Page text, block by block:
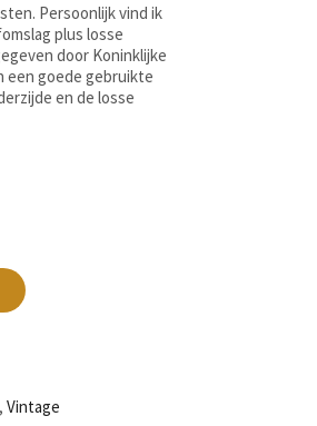
Persoonlijk vind ik
plus losse
door Koninklijke
een goede gebruikte
en de losse
,Vintage